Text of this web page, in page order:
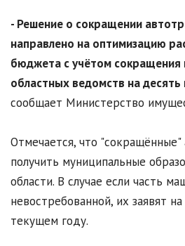
- Решение о сокращении
направлено на оптимизацию
бюджета с учётом сокращения
областных ведомств на
сообщает Министерство
Отмечается, что "сокращённые"
получить муниципальные
области. В случае если часть
невостребованной, их заявят
текущем году.